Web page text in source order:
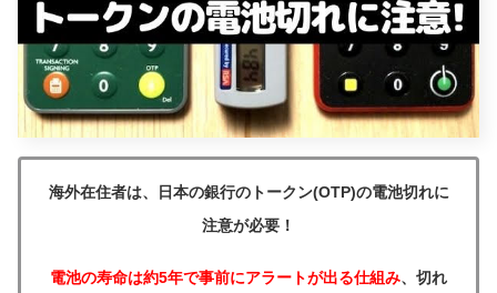
海外在住者は、日本の銀行のトークン(OTP)の電池切れに
注意が必要！
電池の寿命は約5年で事前にアラートが出る仕組み、切れ